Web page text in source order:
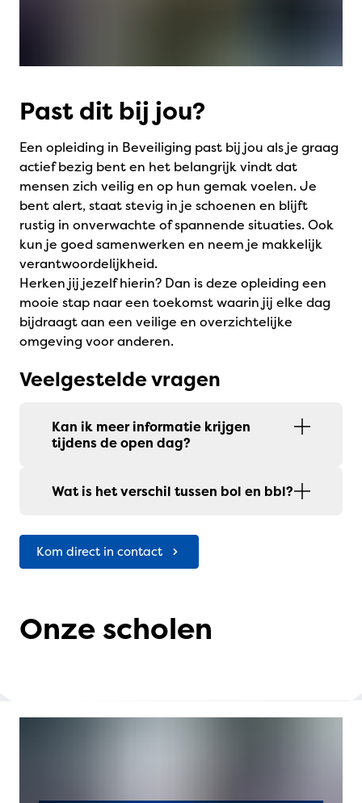
Past dit bij jou?
Een opleiding in Beveiliging past bij jou als je graag
actief bezig bent en het belangrijk vindt dat
mensen zich veilig en op hun gemak voelen. Je
bent alert, staat stevig in je schoenen en blijft
rustig in onverwachte of spannende situaties. Ook
kun je goed samenwerken en neem je makkelijk
verantwoordelijkheid.
Herken jij jezelf hierin? Dan is deze opleiding een
mooie stap naar een toekomst waarin jij elke dag
bijdraagt aan een veilige en overzichtelijke
omgeving voor anderen.
Veelgestelde vragen
Kan ik meer informatie krijgen
tijdens de open dag?
Wat is het verschil tussen bol en bbl?
Kom direct in contact
Onze scholen